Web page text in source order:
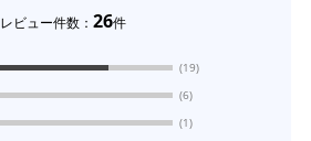
レビュー件数： 26件
(19)
(6)
(1)